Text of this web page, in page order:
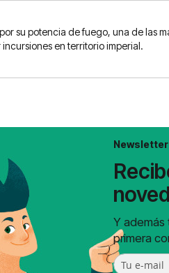
su potencia de fuego, una de las
en territorio imperial.
Newsletter
Y además
primera